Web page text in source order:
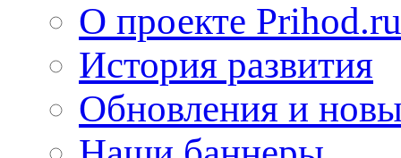
О проекте Prihod.ru
История развития
Обновления и